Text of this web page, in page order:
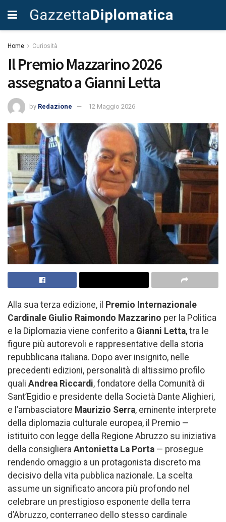
Home Curiosità
Il Premio Mazzarino 2026
assegnato a Gianni Letta
by Redazione 12 Maggio 2026
Alla sua terza edizione, il Premio Internazionale
Cardinale Giulio Raimondo Mazzarino per la Politica
e la Diplomazia viene conferito a Gianni Letta, tra le
figure più autorevoli e rappresentative della storia
repubblicana italiana. Dopo aver insignito, nelle
precedenti edizioni, personalità di altissimo profilo
quali Andrea Riccardi, fondatore della Comunità di
Sant’Egidio e presidente della Società Dante Alighieri,
e l’ambasciatore Maurizio Serra, eminente interprete
della diplomazia culturale europea, il Premio —
istituito con legge della Regione Abruzzo su iniziativa
della consigliera Antonietta La Porta — prosegue
rendendo omaggio a un protagonista discreto ma
decisivo della vita pubblica nazionale. La scelta
assume un significato ancora più profondo nel
celebrare un prestigioso esponente della terra
d’Abruzzo, conterraneo dello stesso cardinale